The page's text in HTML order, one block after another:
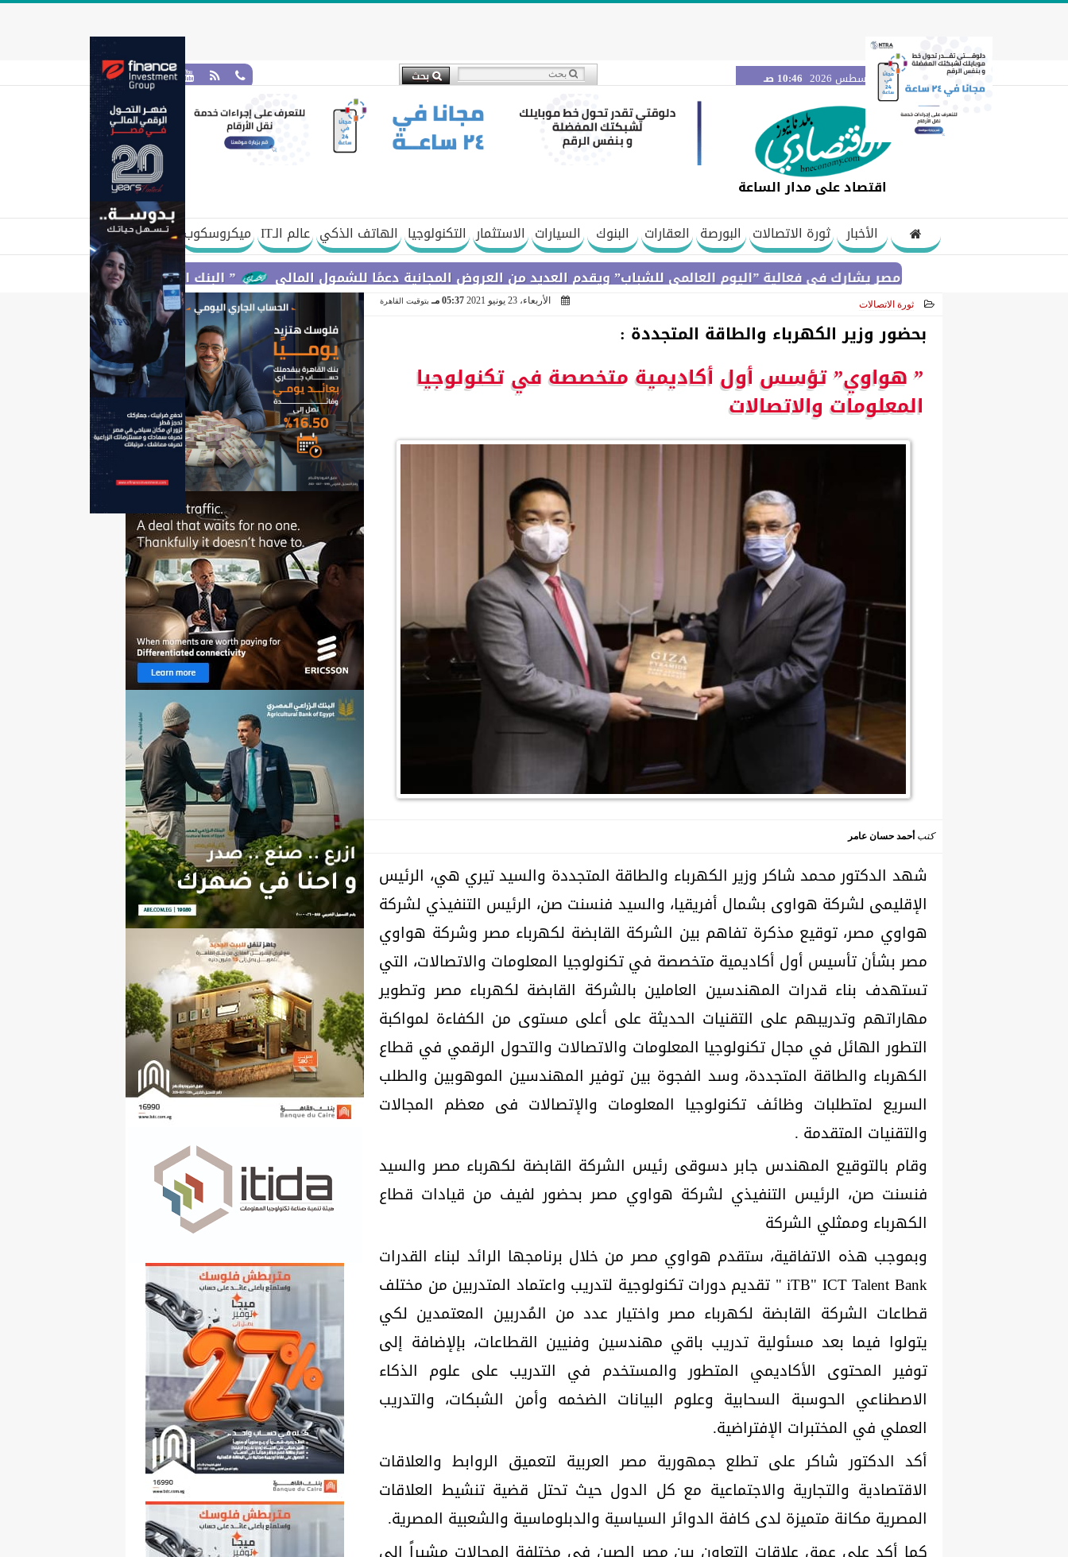
الجمعة 7 أغسطس 2026 10:46 صـ
اقتصاد على مدار الساعة
الأخبار
ثورة الاتصالات البورصة العقارات البنوك السيارات الاستثمار التكنولوجيا الهاتف الذكي عالم الـIT
ميكروسكوب
” البنك المركزي” : معدلات الشمول المالي تواصل ارتفاعها 79% من المواطنين يمتلكون حسابات نشطة تمكنهم من
بنك مصر يشارك في فعالية ”اليوم العالمي للشباب” ويقدم العديد من العروض المجانية دعمًا للشمول المالي
ثورة الاتصالات الأربعاء، 23 يونيو 2021 05:37 مـ بتوقيت القاهرة
بحضور وزير الكهرباء والطاقة المتجددة :
” هواوي” تؤسس أول أكاديمية متخصصة في تكنولوجيا
المعلومات والاتصالات
كتب أحمد حسان عامر
شهد الدكتور محمد شاكر وزير الكهرباء والطاقة المتجددة والسيد تيري هي، الرئيس
الإقليمى لشركة هواوى بشمال أفريقيا، والسيد فنسنت صن، الرئيس التنفيذي لشركة
هواوي مصر، توقيع مذكرة تفاهم بين الشركة القابضة لكهرباء مصر وشركة هواوي
مصر بشأن تأسيس أول أكاديمية متخصصة في تكنولوجيا المعلومات والاتصالات، التي
تستهدف بناء قدرات المهندسين العاملين بالشركة القابضة لكهرباء مصر وتطوير
مهاراتهم وتدريبهم على التقنيات الحديثة على أعلى مستوى من الكفاءة لمواكبة
التطور الهائل في مجال تكنولوجيا المعلومات والاتصالات والتحول الرقمي في قطاع
الكهرباء والطاقة المتجددة، وسد الفجوة بين توفير المهندسين الموهوبين والطلب
السريع لمتطلبات وظائف تكنولوجيا المعلومات والإتصالات فى معظم المجالات
والتقنيات المتقدمة .
وقام بالتوقيع المهندس جابر دسوقى رئيس الشركة القابضة لكهرباء مصر والسيد
فنسنت صن، الرئيس التنفيذي لشركة هواوي مصر بحضور لفيف من قيادات قطاع
الكهرباء وممثلي الشركة
وبموجب هذه الاتفاقية، ستقدم هواوي مصر من خلال برنامجها الرائد لبناء القدرات
iTB" ICT Talent Bank " تقديم دورات تكنولوجية لتدريب واعتماد المتدربين من مختلف
قطاعات الشركة القابضة لكهرباء مصر واختيار عدد من المُدربين المعتمدين لكي
يتولوا فيما بعد مسئولية تدريب باقي مهندسين وفنيين القطاعات، بإلإضافة إلى
توفير المحتوى الأكاديمي المتطور والمستخدم في التدريب على علوم الذكاء
الاصطناعي الحوسبة السحابية وعلوم البيانات الضخمه وأمن الشبكات، والتدريب
العملي في المختبرات الإفتراضية.
أكد الدكتور شاكر على تطلع جمهورية مصر العربية لتعميق الروابط والعلاقات
الاقتصادية والتجارية والاجتماعية مع كل الدول حيث تحتل قضية تنشيط العلاقات
المصرية مكانة متميزة لدى كافة الدوائر السياسية والدبلوماسية والشعبية المصرية.